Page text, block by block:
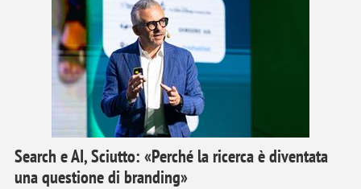
Search e AI, Sciutto: «Perché la ricerca è diventata
una questione di branding»